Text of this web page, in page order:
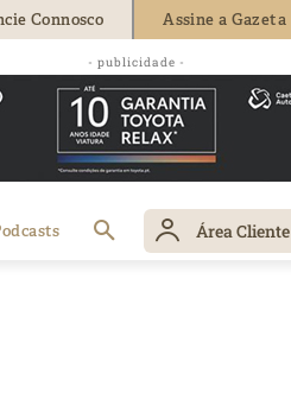
Connosco Assine a Gazeta
- publicidade -
Área Cliente